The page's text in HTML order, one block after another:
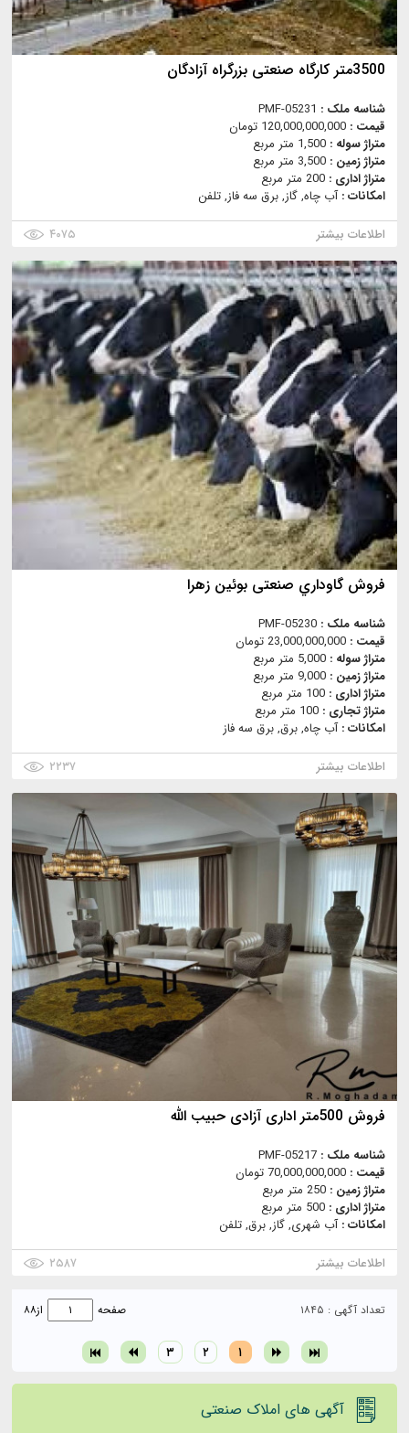
3500متر کارگاه صنعتی بزرگراه آزادگان
شناسه ملک : PMF-05231
قیمت : 120,000,000,000 تومان
متراژ سوله : 1,500 متر مربع
متراژ زمین : 3,500 متر مربع
متراژ اداری : 200 متر مربع
امکانات :آب چاه, گاز, برق سه فاز, تلفن
اطلاعات بیشتر
۴۰۷۵
فروش گاوداري صنعتی بوئین زهرا
شناسه ملک : PMF-05230
قیمت : 23,000,000,000 تومان
متراژ سوله : 5,000 متر مربع
متراژ زمین : 9,000 متر مربع
متراژ اداری : 100 متر مربع
متراژ تجاری : 100 متر مربع
امکانات :آب چاه, برق, برق سه فاز
اطلاعات بیشتر
۲۲۳۷
فروش 500متر اداری آزادی حبیب الله
شناسه ملک : PMF-05217
قیمت : 70,000,000,000 تومان
متراژ زمین : 250 متر مربع
متراژ اداری : 500 متر مربع
امکانات :آب شهری, گاز, برق, تلفن
اطلاعات بیشتر
۲۵۸۷
تعداد آگهی : ۱۸۴۵
۱ ۲ ۳
صفحه از۸۸
آگهی های املاک صنعتی